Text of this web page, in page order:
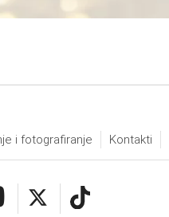
i fotografiranje Kontakti